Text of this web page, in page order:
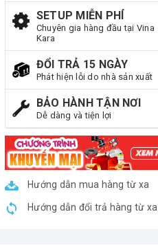
SETUP MIỄN PHÍ
Chuyên gia hàng đầu tại Vina
Kara
ĐỔI TRẢ 15 NGÀY
Phát hiện lỗi do nhà sản xuất
BẢO HÀNH TẬN NƠI
Dễ dàng và tiện lợi
Hướng dẫn mua hàng từ xa
Hướng dẫn đổi trả hàng từ xa